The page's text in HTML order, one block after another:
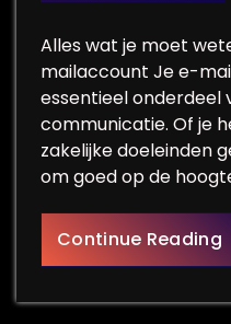
Alles wat je moet
mailaccount Je e-
essentieel onderdeel
communicatie. Of je
zakelijke doeleinden
om goed op de
Continue Reading